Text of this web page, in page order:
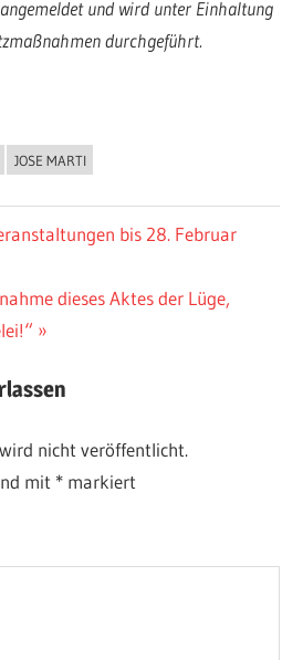
und wird unter Einhaltung
durchgeführt.
JOSE MARTI
bis 28. Februar
dieses Aktes der Lüge,
nicht veröffentlicht.
mit * markiert